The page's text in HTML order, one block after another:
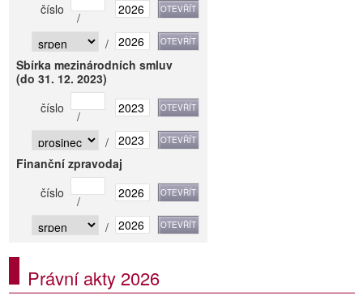
číslo
/
/
Sbírka mezinárodních smluv
(do 31. 12. 2023)
číslo
/
/
Finanční zpravodaj
číslo
/
/
Právní akty 2026